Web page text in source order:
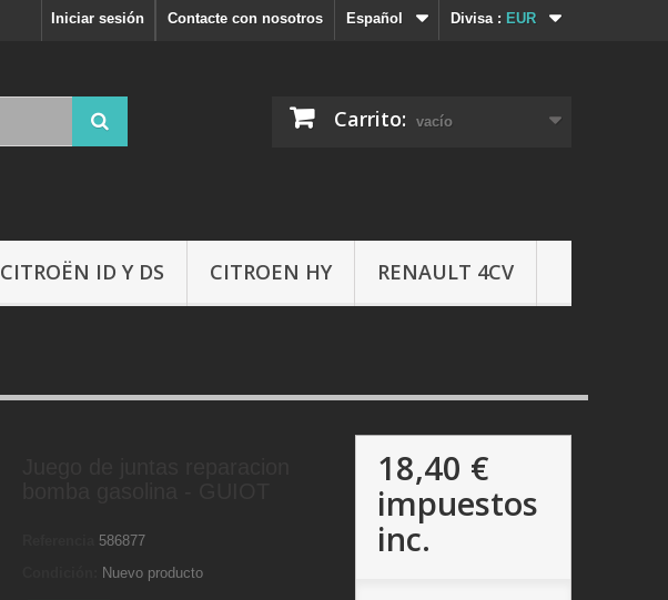
Divisa : EUR
Español
Contacte con nosotros
Iniciar sesión
Carrito: vacío
CITROËN ID Y DS CITROEN HY RENAULT 4CV
586877
Nuevo producto
18,40 €
impuestos
inc.